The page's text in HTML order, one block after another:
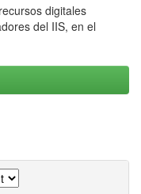
digitales
del IIS, en el